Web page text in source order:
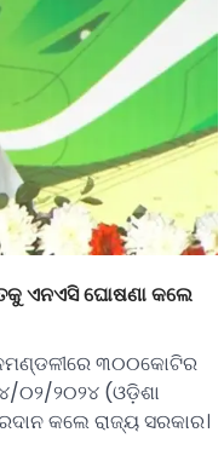
ଏନଏସି ଘୋଷଣା କଲେ
୩୦୦କୋଟିର
୦୨/୨୦୨୪ (ଓଡ଼ିଶା
କଲେ ରାଜ୍ୟ ସରକାର।